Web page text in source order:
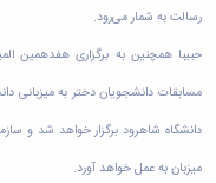
عمومی
آدرس
شماره
تلفن‌ها
اخلاق
آموزش
دانش‌آموختگان
و
آزمایشگاه
ژئوماتیک
کتابخانه
مرکزی
مجتمع
عالی
فاطمیه
(ویژه
دختران)
باغ
دانشگاه
موزه
تاریخ
طبیعی
رسالت به شمار می‌رود.
حبیبا همچنین به برگزاری هفدهمین
مسابقات دانشجویان دختر به میزبانی
دانشگاه شاهرود برگزار خواهد شد و
میزبان به عمل خواهد آورد.